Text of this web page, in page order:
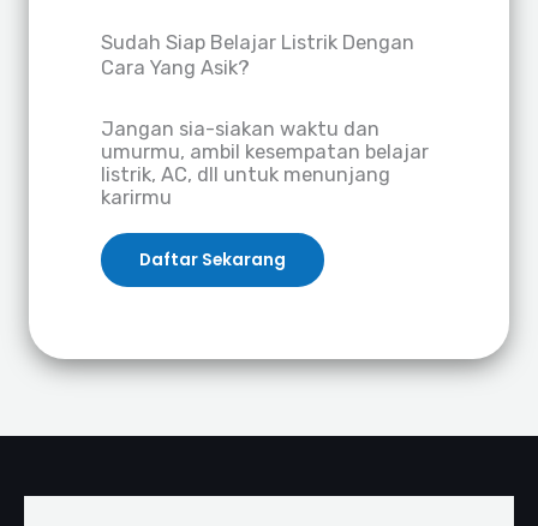
Sudah Siap Belajar Listrik Dengan
Cara Yang Asik?
Jangan sia-siakan waktu dan
umurmu, ambil kesempatan belajar
listrik, AC, dll untuk menunjang
karirmu
Daftar Sekarang